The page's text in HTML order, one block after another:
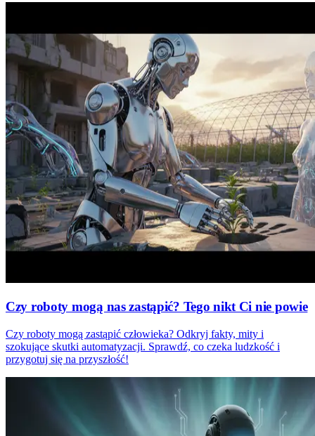
Czy roboty mogą nas zastąpić? Tego nikt Ci nie powie
Czy roboty mogą zastąpić człowieka? Odkryj fakty, mity i
szokujące skutki automatyzacji. Sprawdź, co czeka ludzkość i
przygotuj się na przyszłość!